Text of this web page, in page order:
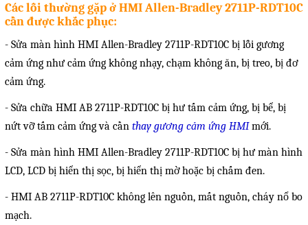
Các lỗi thường gặp ở HMI Allen-Bradley 2711P-RDT10C
cần được khắc phục:
- Sửa màn hình HMI Allen-Bradley 2711P-RDT10C bị lỗi gương
cảm ứng như cảm ứng không nhạy, chạm không ăn, bị treo, bị đơ
cảm ứng.
- Sửa chữa HMI AB 2711P-RDT10C bị hư tấm cảm ứng, bị bể, bị
nứt vỡ tấm cảm ứng và cần thay gương cảm ứng HMImới.
- Sửa màn hình HMI Allen-Bradley 2711P-RDT10C bị hư màn hình
LCD, LCD bị hiển thị sọc, bị hiển thị mờ hoặc bị chấm đen.
- HMI AB 2711P-RDT10C không lên nguồn, mất nguồn, cháy nổ bo
mạch.
Thiết bị đo lường - Cảm biến
Bộ điều khiển nhiệt độ
Bộ đếm - Bộ hẹn giờ
Đồng hồ đo đa năng
Phụ kiện lắp tủ điện
Giới thiệu
Thiết kế phần mềm giám sát